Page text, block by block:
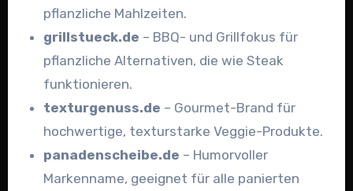
pflanzliche Mahlzeiten.
grillstueck.de – BBQ- und Grillfokus für
pflanzliche Alternativen, die wie Steak
funktionieren.
texturgenuss.de – Gourmet-Brand für
hochwertige, texturstarke Veggie-Produkte.
panadenscheibe.de – Humorvoller
Markenname, geeignet für alle panierten